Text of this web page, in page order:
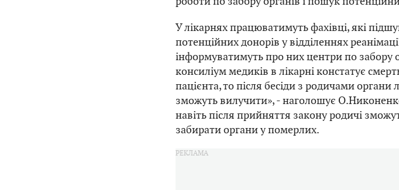
У лікарнях працюватимуть фахівці, які
потенційних донорів у відділеннях
інформуватимуть про них центри по забору
консиліум медиків в лікарні констатує
пацієнта, то після бесіди з родичами
зможуть вилучити», - наголошує
навіть після прийняття закону родичі
забирати органи у померлих.